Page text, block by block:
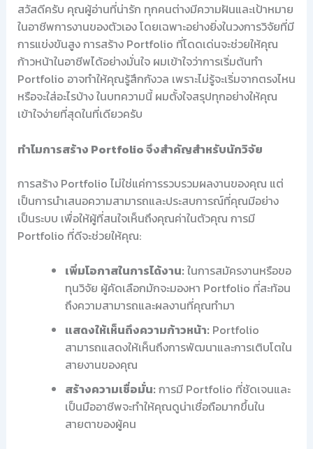
สวัสดีครับ คุณผู้อ่านที่น่ารัก ทุกคนต่างมีความฝันและเป้าหมาย
ในอาชีพการงานของตัวเอง โดยเฉพาะอย่างยิ่งในวงการวิจัยที่มี
การแข่งขันสูง การสร้าง Portfolio ที่โดดเด่นจะช่วยให้คุณ
ก้าวหน้าในอาชีพได้อย่างมั่นใจ ผมเข้าใจว่าการเริ่มต้นทำ
Portfolio อาจทำให้คุณรู้สึกกังวล เพราะไม่รู้จะเริ่มจากตรงไหน
หรือจะใส่อะไรบ้าง ในบทความนี้ ผมตั้งใจสรุปทุกอย่างให้คุณ
เข้าใจง่ายที่สุดในที่เดียวครับ
ทำไมการสร้าง Portfolio จึงสำคัญสำหรับนักวิจัย
การสร้าง Portfolio ไม่ใช่แค่การรวบรวมผลงานของคุณ แต่
เป็นการนำเสนอความสามารถและประสบการณ์ที่คุณมีอย่าง
เป็นระบบ เพื่อให้ผู้ที่สนใจเห็นถึงคุณค่าในตัวคุณ การมี
Portfolio ที่ดีจะช่วยให้คุณ:
เพิ่มโอกาสในการได้งาน: ในการสมัครงานหรือขอ
ทุนวิจัย ผู้คัดเลือกมักจะมองหา Portfolio ที่สะท้อน
ถึงความสามารถและผลงานที่คุณทำมา
แสดงให้เห็นถึงความก้าวหน้า: Portfolio
สามารถแสดงให้เห็นถึงการพัฒนาและการเติบโตใน
สายงานของคุณ
สร้างความเชื่อมั่น: การมี Portfolio ที่ชัดเจนและ
เป็นมืออาชีพจะทำให้คุณดูน่าเชื่อถือมากขึ้นใน
สายตาของผู้คน